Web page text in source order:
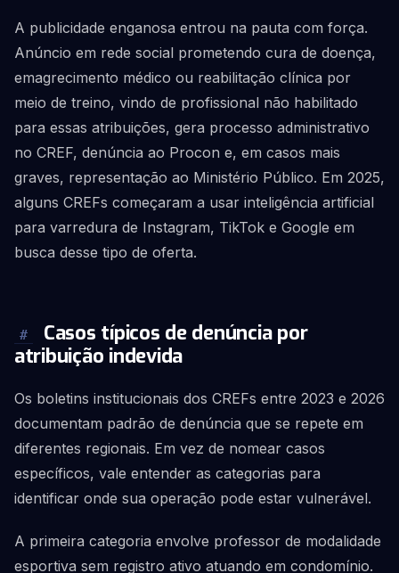
A publicidade enganosa entrou na pauta com força.
Anúncio em rede social prometendo cura de doença,
emagrecimento médico ou reabilitação clínica por
meio de treino, vindo de profissional não habilitado
para essas atribuições, gera processo administrativo
no CREF, denúncia ao Procon e, em casos mais
graves, representação ao Ministério Público. Em 2025,
alguns CREFs começaram a usar inteligência artificial
para varredura de Instagram, TikTok e Google em
busca desse tipo de oferta.
#
Casos típicos de denúncia por
atribuição indevida
Os boletins institucionais dos CREFs entre 2023 e 2026
documentam padrão de denúncia que se repete em
diferentes regionais. Em vez de nomear casos
específicos, vale entender as categorias para
identificar onde sua operação pode estar vulnerável.
A primeira categoria envolve professor de modalidade
esportiva sem registro ativo atuando em condomínio.